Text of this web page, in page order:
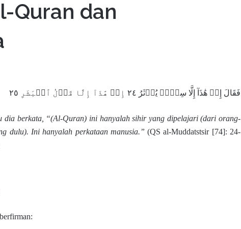
Quran dan
فَقَالَ إِنۡ هَٰذَآ إِلَّا سِحۡرٞ يُؤۡثَرُ ٢٤ إِنۡ هَٰذَآ إِلَّا قَوۡلُ ٱلۡبَشَرِ ٢٥
dia berkata, “(Al-Quran) ini hanyalah sihir yang dipelajari (dari orang-
dulu). Ini hanyalah perkataan manusia.”(QS al-Muddatstsir [74]: 24-